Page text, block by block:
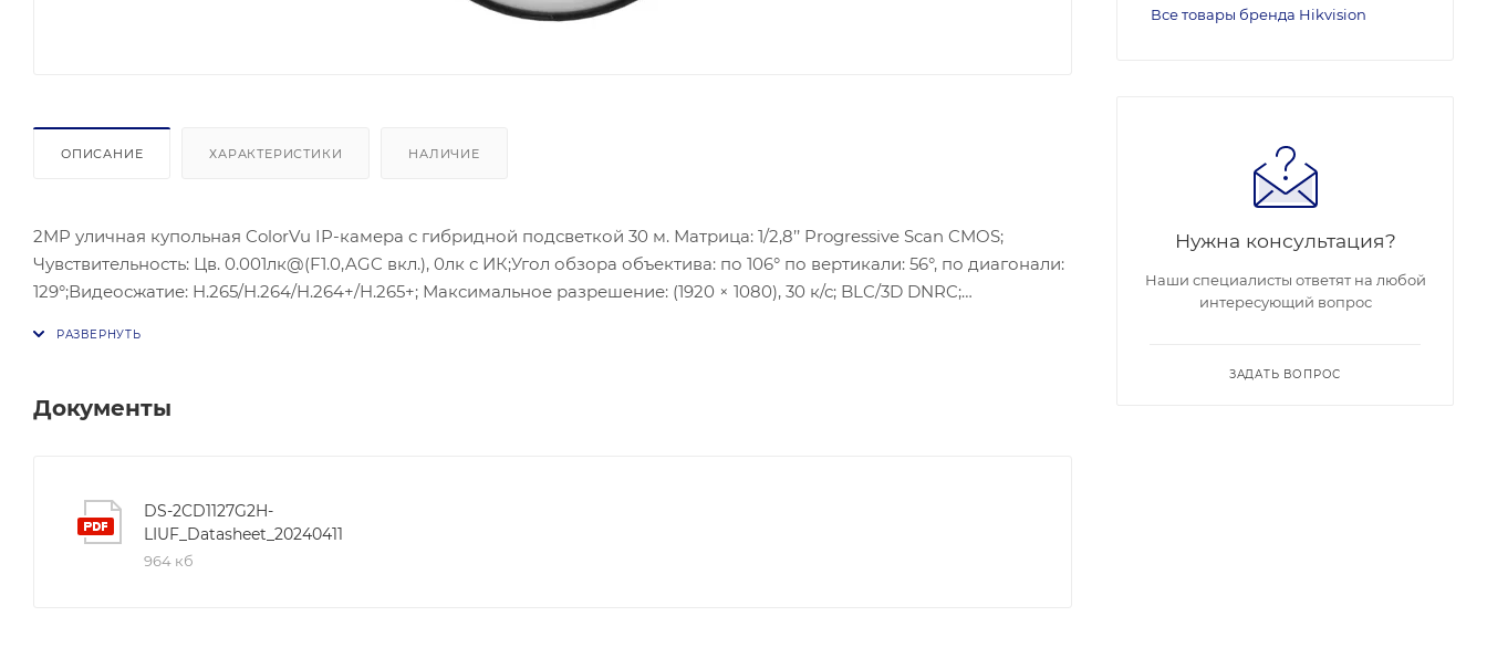
ОПИСАНИЕ ХАРАКТЕРИСТИКИ НАЛИЧИЕ
2MP уличная купольная ColorVu IP-камера с гибридной подсветкой 30 м. Матрица: 1/2,8’’ Progressive Scan CMOS;
Чувствительность: Цв. 0.001лк@(F1.0,AGC вкл.), 0лк с ИК;Угол обзора объектива: по 106° по вертикали: 56°, по диагонали:
129°;Видеосжатие: H.265/H.264/H.264+/H.265+; Максимальное разрешение: (1920 × 1080), 30 к/с; BLC/3D DNRC;
Документы
DS-2CD1127G2H-
LIUF_Datasheet_20240411
964 кб
Все товары бренда Hikvision
Нужна консультация?
Наши специалисты ответят на любой
интересующий вопрос
ЗАДАТЬ ВОПРОС